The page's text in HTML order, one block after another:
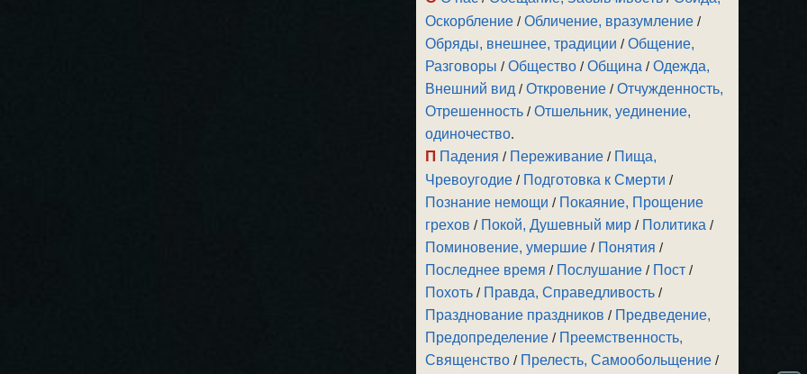
Оскорбление /Обличение, вразумление /
Обряды, внешнее, традиции /Общение,
Разговоры /Общество /Община /Одежда,
Внешний вид /Откровение /Отчужденность,
Отрешенность /Отшельник, уединение,
одиночество.
П Падения / Переживание / Пища,
Чревоугодие / Подготовка к Смерти /
Познание немощи / Покаяние, Прощение
грехов / Покой, Душевный мир / Политика /
Поминовение, умершие / Понятия /
Последнее время / Послушание / Пост /
Похоть / Правда, Справедливость /
Празднование праздников / Предведение,
Предопределение / Преемственность,
Священство / Прелесть, Самообольщение /